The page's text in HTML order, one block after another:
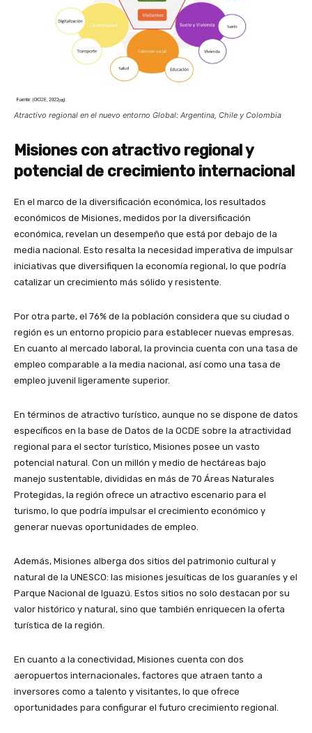
Atractivo regional en el nuevo entorno Global: Argentina, Chile y Colombia
Misiones con atractivo regional y
potencial de crecimiento internacional
En el marco de la diversificación económica, los resultados
económicos de Misiones, medidos por la diversificación
económica, revelan un desempeño que está por debajo de la
media nacional. Esto resalta la necesidad imperativa de impulsar
iniciativas que diversifiquen la economía regional, lo que podría
catalizar un crecimiento más sólido y resistente.
Por otra parte, el 76% de la población considera que su ciudad o
región es un entorno propicio para establecer nuevas empresas.
En cuanto al mercado laboral, la provincia cuenta con una tasa de
empleo comparable a la media nacional, así como una tasa de
empleo juvenil ligeramente superior.
En términos de atractivo turístico, aunque no se dispone de datos
específicos en la base de Datos de la OCDE sobre la atractividad
regional para el sector turístico, Misiones posee un vasto
potencial natural. Con un millón y medio de hectáreas bajo
manejo sustentable, divididas en más de 70 Áreas Naturales
Protegidas, la región ofrece un atractivo escenario para el
turismo, lo que podría impulsar el crecimiento económico y
generar nuevas oportunidades de empleo.
Además, Misiones alberga dos sitios del patrimonio cultural y
natural de la UNESCO: las misiones jesuíticas de los guaraníes y el
Parque Nacional de Iguazú. Estos sitios no solo destacan por su
valor histórico y natural, sino que también enriquecen la oferta
turística de la región.
En cuanto a la conectividad, Misiones cuenta con dos
aeropuertos internacionales, factores que atraen tanto a
inversores como a talento y visitantes, lo que ofrece
oportunidades para configurar el futuro crecimiento regional.